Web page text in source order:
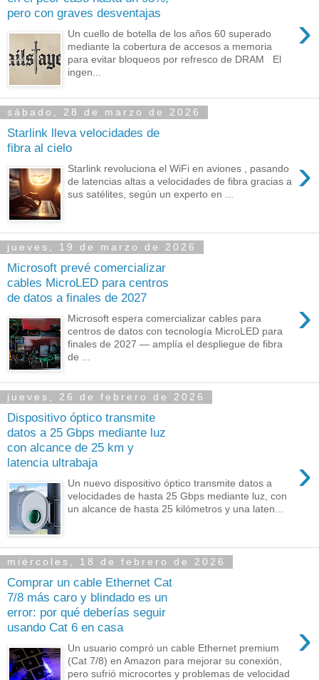
pero con graves desventajas
›
Un cuello de botella de los años 60 superado
mediante la cobertura de accesos a memoria
para evitar bloqueos por refresco de DRAM El
ingen...
sábado, 28 de marzo de 2026
Starlink lleva velocidades de
fibra al cielo
›
Starlink revoluciona el WiFi en aviones , pasando
de latencias altas a velocidades de fibra gracias a
sus satélites, según un experto en ...
jueves, 19 de marzo de 2026
Microsoft prevé comercializar
cables MicroLED para centros
de datos a finales de 2027
›
Microsoft espera comercializar cables para
centros de datos con tecnología MicroLED para
finales de 2027 — amplía el despliegue de fibra
de ...
jueves, 26 de febrero de 2026
Dispositivo óptico transmite
datos a 25 Gbps mediante luz
con alcance de 25 km y
latencia ultrabaja
›
Un nuevo dispositivo óptico transmite datos a
velocidades de hasta 25 Gbps mediante luz, con
un alcance de hasta 25 kilómetros y una laten...
miércoles, 18 de febrero de 2026
Comprar un cable Ethernet Cat
7/8 más caro y blindado es un
error: por qué deberías seguir
usando Cat 6 en casa
›
Un usuario compró un cable Ethernet premium
(Cat 7/8) en Amazon para mejorar su conexión,
pero sufrió microcortes y problemas de velocidad